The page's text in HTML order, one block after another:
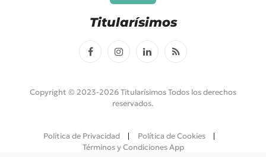
Titularísimos
FacebookInstagramLinkedInRSS
Copyright © 2023-2026 Titularísimos Todos los derechos
reservados.
Política de Privacidad
Política de Cookies
Términos y Condiciones App